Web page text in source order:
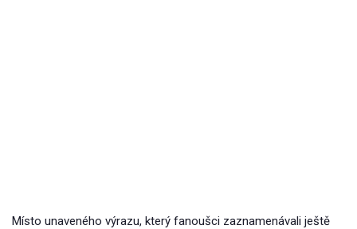
Místo unaveného výrazu, který fanoušci zaznamenávali ještě